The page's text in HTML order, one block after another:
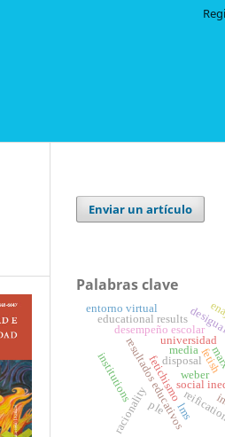
Enviar un artículo
Palabras clave
universidad
fetichismo
resultados educativos
desempeño escolar
social
racionality
weber
institutions fetish
disposal
educational results
media
ple lms
entorno virtual